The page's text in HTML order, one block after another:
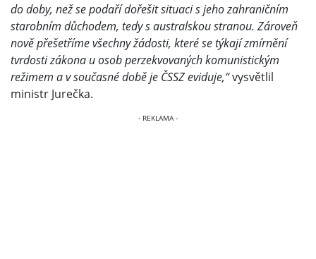
do doby, než se podaří dořešit situaci s jeho zahraničním
starobním důchodem, tedy s australskou stranou. Zároveň
nově přešetříme všechny žádosti, které se týkají zmírnění
tvrdosti zákona u osob perzekvovaných komunistickým
režimem a v současné době je ČSSZ eviduje,“vysvětlil
ministr Jurečka.